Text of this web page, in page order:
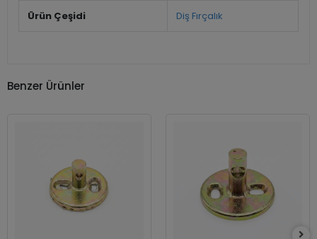
Ürün Çeşidi Diş Fırçalık
Benzer Ürünler